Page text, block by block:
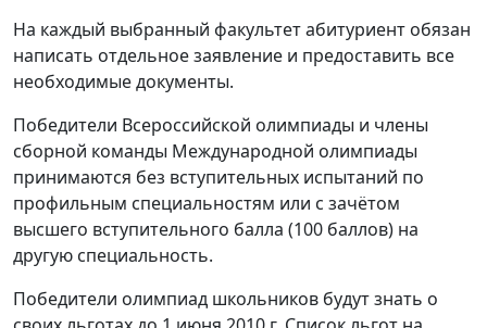
На каждый выбранный факультет абитуриент обязан
написать отдельное заявление и предоставить все
необходимые документы.
Победители Всероссийской олимпиады и члены
сборной команды Международной олимпиады
принимаются без вступительных испытаний по
профильным специальностям или с зачётом
высшего вступительного балла (100 баллов) на
другую специальность.
Победители олимпиад школьников будут знать о